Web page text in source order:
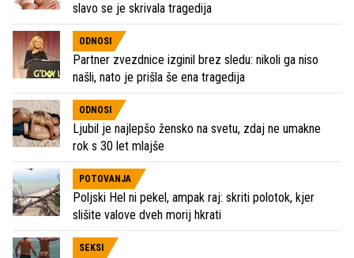
slavo se je skrivala tragedija
ODNOSI
Partner zvezdnice izginil brez sledu: nikoli ga niso
našli, nato je prišla še ena tragedija
ODNOSI
Ljubil je najlepšo žensko na svetu, zdaj ne umakne
rok s 30 let mlajše
POTOVANJA
Poljski Hel ni pekel, ampak raj: skriti polotok, kjer
slišite valove dveh morij hkrati
SEKSI